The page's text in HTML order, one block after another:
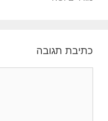
כתיבת תגובה